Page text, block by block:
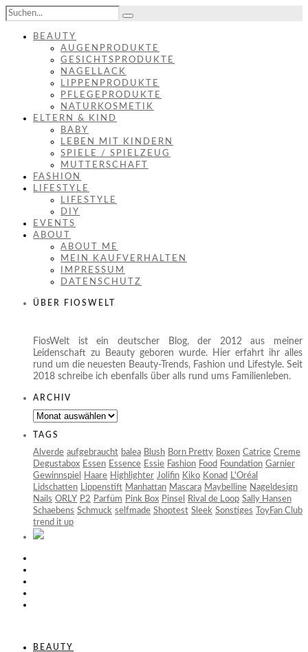
BEAUTY
AUGENPRODUKTE
GESICHTSPRODUKTE
NAGELLACK
LIPPENPRODUKTE
PFLEGEPRODUKTE
NATURKOSMETIK
ELTERN & KIND
BABY
LEBEN MIT KINDERN
SPIELE / SPIELZEUG
MUTTERSCHAFT
FASHION
LIFESTYLE
LIFESTYLE
DIY
EVENTS
ABOUT
ABOUT ME
MEIN KAUFVERHALTEN
IMPRESSUM
DATENSCHUTZ
ÜBER FIOSWELT
FiosWelt ist ein deutscher Blog, der 2012 aus meiner
Leidenschaft zu Beauty geboren wurde. Hier erfahrt ihr alles
rund um die neuesten Beauty-Trends, Fashion und Lifestyle. Seit
2018 schreibe ich ebenfalls über alls rund ums Familienleben.
ARCHIV
Archiv
TAGS
Alverde aufgebraucht balea Blush Born Pretty Boxen Catrice Creme
Degustabox Essen Essence Essie Fashion Food Foundation Garnier
Gewinnspiel
Haare Highlighter Jolifin Kiko Konad L'Oréal
Lidschatten Lippenstift Manhattan Mascara Maybelline Nageldesign
Nails ORLY P2 Parfüm Pink Box Pinsel Rival de Loop Sally Hansen
Schaebens Schmuck selfmade Shoptest Sleek Sonstiges
ToyFan Club
trend it up
BEAUTY